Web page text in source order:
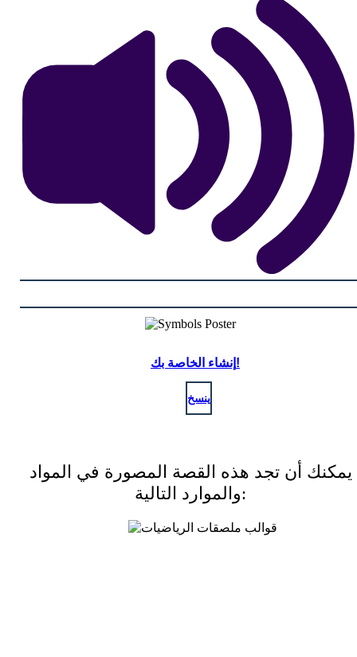
إنشاء الخاصة بك!
ينسخ
يمكنك أن تجد هذه القصة المصورة في المواد
والموارد التالية: